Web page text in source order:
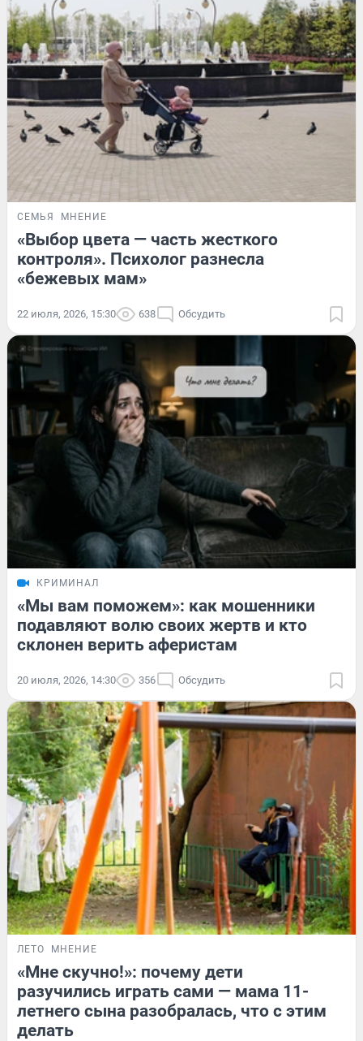
СЕМЬЯ МНЕНИЕ
«Выбор цвета — часть жесткого
контроля». Психолог разнесла
«бежевых мам»
22 июля, 2026, 15:30 638 Обсудить
КРИМИНАЛ
«Мы вам поможем»: как мошенники
подавляют волю своих жертв и кто
склонен верить аферистам
20 июля, 2026, 14:30 356 Обсудить
ЛЕТО МНЕНИЕ
«Мне скучно!»: почему дети
разучились играть сами — мама 11-
летнего сына разобралась, что с этим
делать